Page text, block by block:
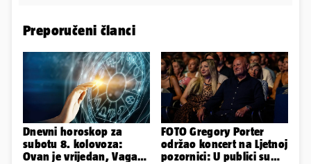
Preporučeni članci
Dnevni horoskop za
subotu 8. kolovoza:
Ovan je vrijedan, Vaga
FOTO Gregory Porter
održao koncert na Ljetnoj
pozornici: U publici su